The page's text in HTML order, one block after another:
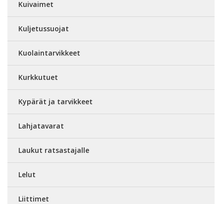
Kuivaimet
Kuljetussuojat
Kuolaintarvikkeet
Kurkkutuet
Kypärät ja tarvikkeet
Lahjatavarat
Laukut ratsastajalle
Lelut
Liittimet